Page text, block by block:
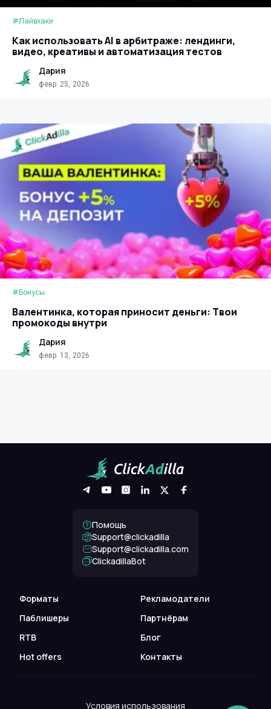
#Лайвхаки
Как использовать AI в арбитраже: лендинги,
видео, креативы и автоматизация тестов
Дария
февр. 25, 2026
#Бонусы
Валентинка, которая приносит деньги: Твои
промокоды внутри
Дария
февр. 13, 2026
Форматы
Рекламодатели
Паблишеры
Партнёрам
RTB
Блог
Hot offers
Контакты
Помощь
Support@clickadilla
support@clickadilla.com
ClickadillaBot
Условия использования